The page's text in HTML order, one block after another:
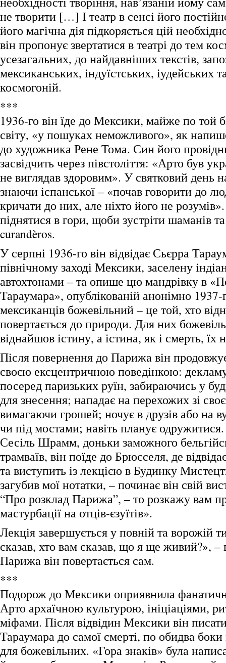
не творити […] І театр в сенсі його
його магічна дія підкоряється цій
він пропонує звертатися в театрі до тем
усезагальних, до найдавніших текстів,
мексиканських, індуїстських, іудейських
космогоній.
***
1936-го він їде до Мексики, майже по той
світу, «у пошуках неможливого», як
до художника Рене Тома. Син його
засвідчить через півстоліття: «Арто був
не виглядав здоровим». У святковий день
знаючи іспанської – «почав говорити до
кричати до них, але ніхто його не
піднятися в гори, щоби зустріти шаманів
curandèros.
У серпні 1936-го він відвідає Сьєрра
північному заході Мексики, заселену
автохтонами – та опише цю мандрівку в
Тараумара», опублікованій анонімно
мексиканців божевільний – це той, хто
повертається до природи. Для них
віднайшов істину, а істина, як і смерть, їх
Після повернення до Парижа він
своєю ексцентричною поведінкою:
посеред паризьких руїн, забираючись у
для знесення; нападає на перехожих зі
вимагаючи грошей; ночує в друзів або на
чи під мостами; навіть планує
Сесіль Шрамм, доньки заможного
трамваїв, він поїде до Брюсселя, де
та виступить із лекцією в Будинку
загубив мої нотатки, – починає він свій
“Про розклад Парижа”, – то розкажу вам
мастурбації на отців-єзуїтів».
Лекція завершується у повній та ворожій
сказав, хто вам сказав, що я ще живий?»,
Парижа він повертається сам.
***
Подорож до Мексики оприявнила
Арто архаїчною культурою, ініціаціями,
міфами. Після відвідин Мексики він
Тараумара до самої смерті, по обидва
для божевільних. «Гора знаків» була